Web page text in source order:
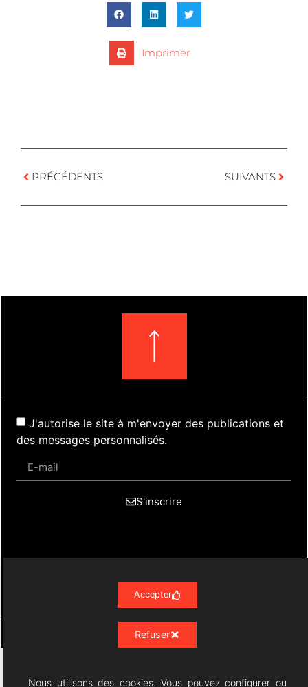
Imprimer
PRÉCÉDENTS SUIVANTS
J'autorise le site à m'envoyer des publications et
des messages personnalisés.
S'inscrire
Contact
Mentions Légales
Politique de confidentialité RGPD
Nous utilisons des cookies. Vous pouvez configurer ou
Accepter
Refuser